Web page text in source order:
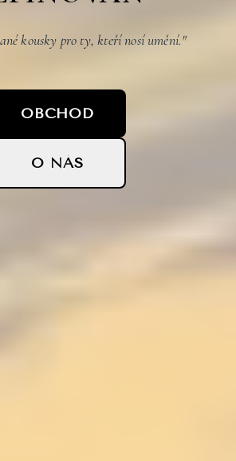
kousky pro ty, kteří nosí umění."
OBCHOD
O NÁS